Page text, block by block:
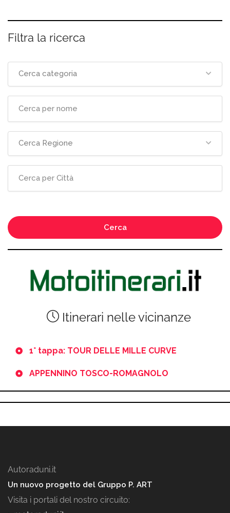
Filtra la ricerca
Cerca categoria
Cerca Regione
Cerca
Itinerari nelle vicinanze
1° tappa: TOUR DELLE MILLE CURVE
APPENNINO TOSCO-ROMAGNOLO
Autoraduni.it
Un nuovo progetto del Gruppo P. ART
Visita i portali del nostro circuito: